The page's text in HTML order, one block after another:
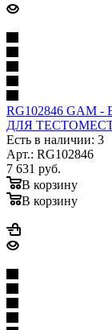
RG102846
ДЛЯ
Есть в наличии: 3
Арт.: RG102846
7 631 руб.
В корзину
В корзину